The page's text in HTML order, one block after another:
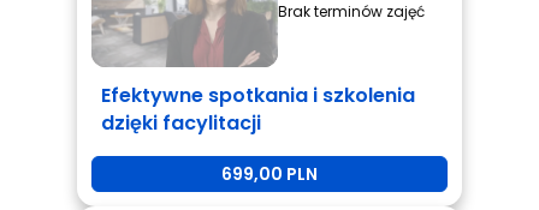
Brak terminów zajęć
Efektywne spotkania i szkolenia
dzięki facylitacji
699,00 PLN